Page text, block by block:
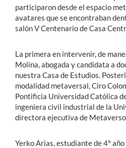
participaron desde el espacio
avatares que se encontraban
salón V Centenario de Casa
La primera en intervenir, de
Molina, abogada y candidata a
nuestra Casa de Estudios.
modalidad metaversal, Ciro
Pontificia Universidad Católica
ingeniera civil industrial de la
directora ejecutiva de Metaverso
Yerko Arias, estudiante de 4°